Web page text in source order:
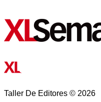
Taller De Editores © 2026